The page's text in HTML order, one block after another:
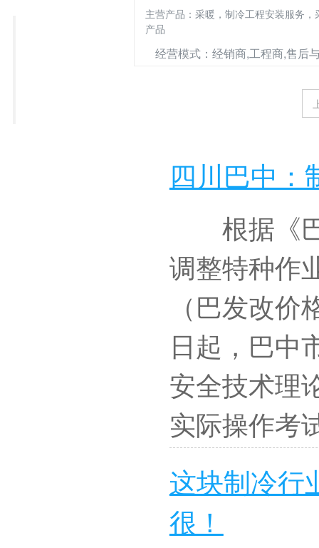
主营产品： 采暖，制冷工程安装服务
产品
经营模式：经销商,工程商,售后
四川巴中：
根据《巴
调整特种作
（巴发改
日起，巴中
安全技术理
实际操作考
这块制冷行
很！